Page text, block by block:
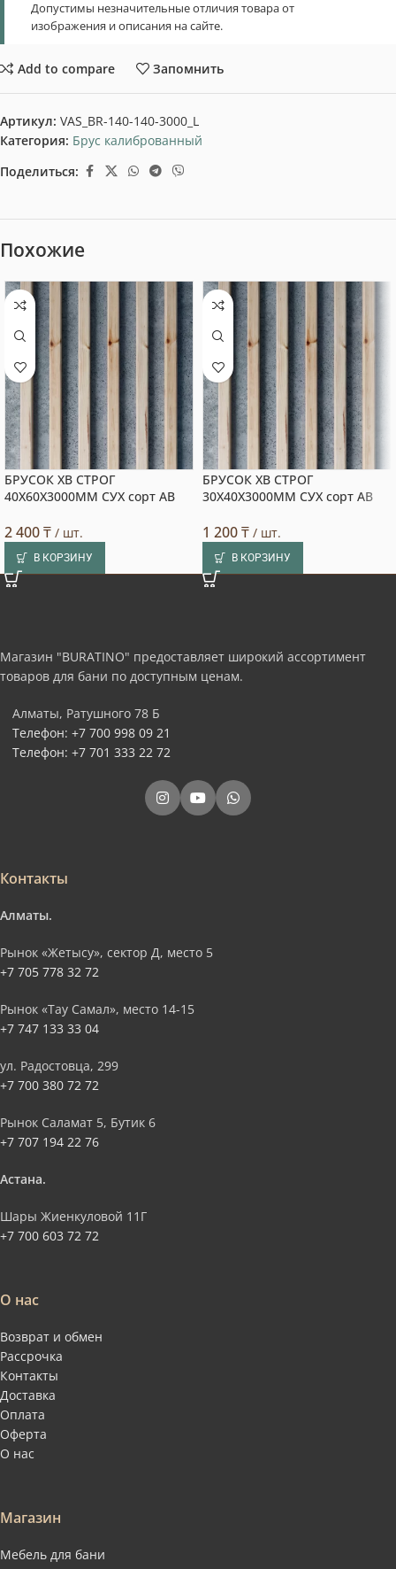
Допустимы незначительные отличия товара от
изображения и описания на сайте.
Add to compare Запомнить
Артикул: VAS_BR-140-140-3000_L
Категория: Брус калиброванный
Поделиться:
Похожие
БРУСОК ХВ СТРОГ
40X60X3000ММ СУХ сорт АВ
2 400₸ / шт.
В КОРЗИНУ
БРУСОК ХВ СТРОГ
30X40X3000ММ СУХ сорт АВ
1 200₸ / шт.
В КОРЗИНУ
Магазин "BURATINO" предоставляет широкий ассортимент
товаров для бани по доступным ценам.
Алматы, Ратушного 78 Б
Телефон: +7 700 998 09 21
Телефон: +7 701 333 22 72
Контакты
Алматы.
Рынок «Жетысу», сектор Д, место 5
+7 705 778 32 72
Рынок «Тау Самал», место 14-15
+7 747 133 33 04
ул. Радостовца, 299
+7 700 380 72 72
Рынок Саламат 5, Бутик 6
+7 707 194 22 76
Астана.
Шары Жиенкуловой 11Г
+7 700 603 72 72
О нас
Возврат и обмен
Рассрочка
Контакты
Доставка
Оплата
Оферта
О нас
Магазин
Мебель для бани